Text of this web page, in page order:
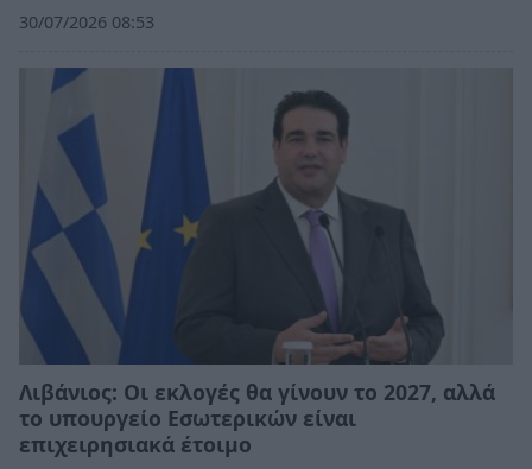
30/07/2026 08:53
Λιβάνιος: Οι εκλογές θα γίνουν το 2027, αλλά
το υπουργείο Εσωτερικών είναι
επιχειρησιακά έτοιμο